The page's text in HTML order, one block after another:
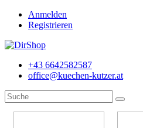
Anmelden
Registrieren
+43 6642582587
office@kuechen-kutzer.at